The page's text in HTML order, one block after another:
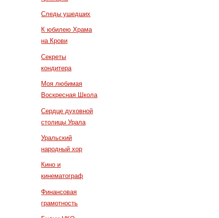
Следы ушедших
К юбилею Храма
на Крови
Секреты
кондитера
Моя любимая
Воскресная Школа
Сердце духовной
столицы Урала
Уральский
народный хор
Кино и
кинематограф
Финансовая
грамотность